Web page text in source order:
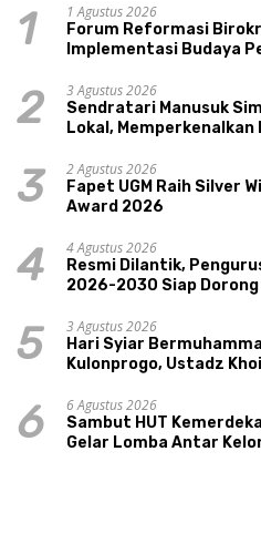
1
1 Agustus 2026
Forum Reformasi
Implementasi Budaya
2
3 Agustus 2026
Sendratari Manusuk
Lokal,
3
2 Agustus 2026
Fapet UGM Raih Silver
Award 2026
4
4 Agustus 2026
Resmi Dilantik,
2026-2030 Siap
5
3 Agustus 2026
Hari Syiar
Kulonprogo, Ustadz
6
6 Agustus 2026
Sambut HUT
Gelar Lomba Antar